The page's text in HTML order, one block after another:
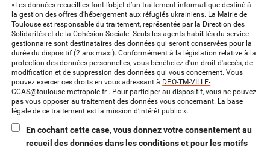
«Les données recueillies font l’objet d’un traitement informatique destiné à
la gestion des offres d’hébergement aux réfugiés ukrainiens. La Mairie de
Toulouse est responsable du traitement, représentée par la Direction des
Solidarités et de la Cohésion Sociale. Seuls les agents habilités du service
gestionnaire sont destinataires des données qui seront conservées pour la
durée du dispositif (2 ans maxi). Conformément à la législation relative à la
protection des données personnelles, vous bénéficiez d'un droit d'accès, de
modification et de suppression des données qui vous concernent. Vous
pouvez exercer ces droits en vous adressant à DPO-TM-VILLE-
CCAS@toulouse-metropole.fr . Pour participer au dispositif, vous ne pouvez
pas vous opposer au traitement des données vous concernant. La base
légale de ce traitement est la mission d’intérêt public ».
En cochant cette case, vous donnez votre consentement au
recueil des données dans les conditions et pour les motifs